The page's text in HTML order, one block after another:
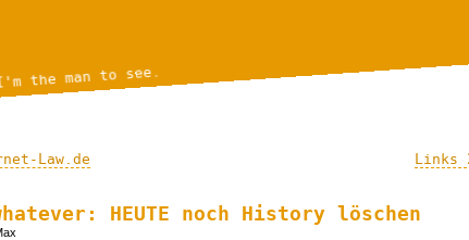
the man to see.
Law.de Links
HEUTE noch History löschen